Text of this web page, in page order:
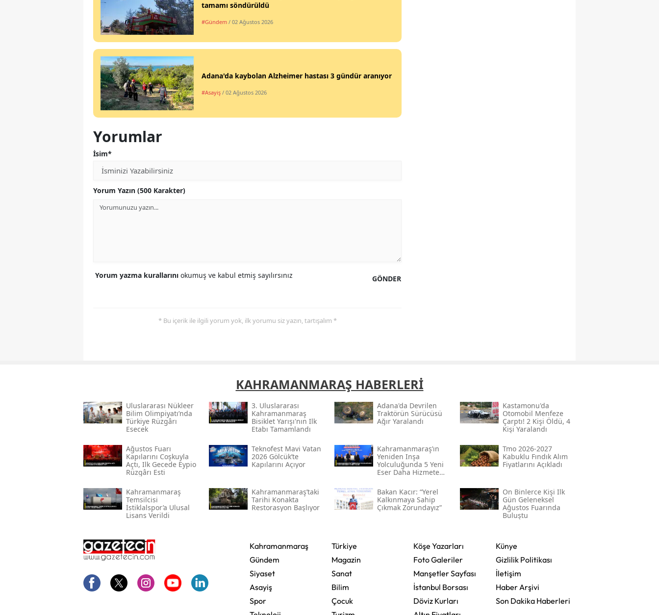
Muğla
Muş
Van
Yozgat
Zonguldak
Aksaray
Karaman
Kırıkkale
Şırnak
tamamı söndürüldü
#Gündem / 02 Ağustos 2026
Adana'da kaybolan Alzheimer hastası 3 gündür aranıyor
#Asayiş / 02 Ağustos 2026
Yorumlar
İsim*
Yorum Yazın (500 Karakter)
GÖNDER
Yorum yazma kurallarını okumuş ve kabul etmiş sayılırsınız
* Bu içerik ile ilgili yorum yok, ilk yorumu siz yazın, tartışalım *
KAHRAMANMARAŞ HABERLERİ
Uluslararası Nükleer
Bilim Olimpiyatı’nda
Türkiye Rüzgârı
Esecek
3. Uluslararası
Kahramanmaraş
Bisiklet Yarışı'nın Ilk
Etabı Tamamlandı
Adana'da Devrilen
Traktörün Sürücüsü
Ağır Yaralandı
Kastamonu'da
Otomobil Menfeze
Çarptı! 2 Kişi Öldü, 4
Kişi Yaralandı
Ağustos Fuarı
Kapılarını Coşkuyla
Açtı, Ilk Gecede Eypio
Rüzgârı Esti
Teknofest Mavi Vatan
2026 Gölcük’te
Kapılarını Açıyor
Kahramanmaraş’ın
Yeniden Inşa
Yolculuğunda 5 Yeni
Eser Daha Hizmete
Tmo 2026-2027
Kabuklu Fındık Alım
Fiyatlarını Açıkladı
Kahramanmaraş
Temsilcisi
İstiklalspor’a Ulusal
Lisans Verildi
Kahramanmaraş’taki
Tarihi Konakta
Restorasyon Başlıyor
Bakan Kacır: “yerel
Kalkınmaya Sahip
Çıkmak Zorundayız”
On Binlerce Kişi Ilk
Gün Geleneksel
Ağustos Fuarında
Buluştu
Kahramanmaraş
Gündem
Siyaset
Asayiş
Spor
Türkiye
Magazin
Sanat
Bilim
Çocuk
Köşe Yazarları
Foto Galeriler
Manşetler Sayfası
İstanbul Borsası
Döviz Kurları
Künye
Gizlilik Politikası
İletişim
Haber Arşivi
Son Dakika Haberleri